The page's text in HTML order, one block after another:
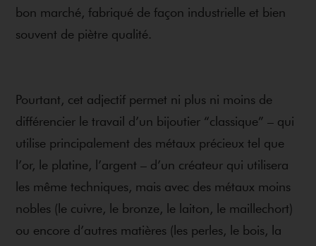
bon marché, fabriqué de façon industrielle et bien
souvent de piètre qualité.
Pourtant, cet adjectif permet ni plus ni moins de
différencier le travail d’un bijoutier “classique” – qui
utilise principalement des métaux précieux tel que
l’or, le platine, l’argent – d’un créateur qui utilisera
les même techniques, mais avec des métaux moins
nobles (le cuivre, le bronze, le laiton, le maillechort)
ou encore d’autres matières (les perles, le bois, la